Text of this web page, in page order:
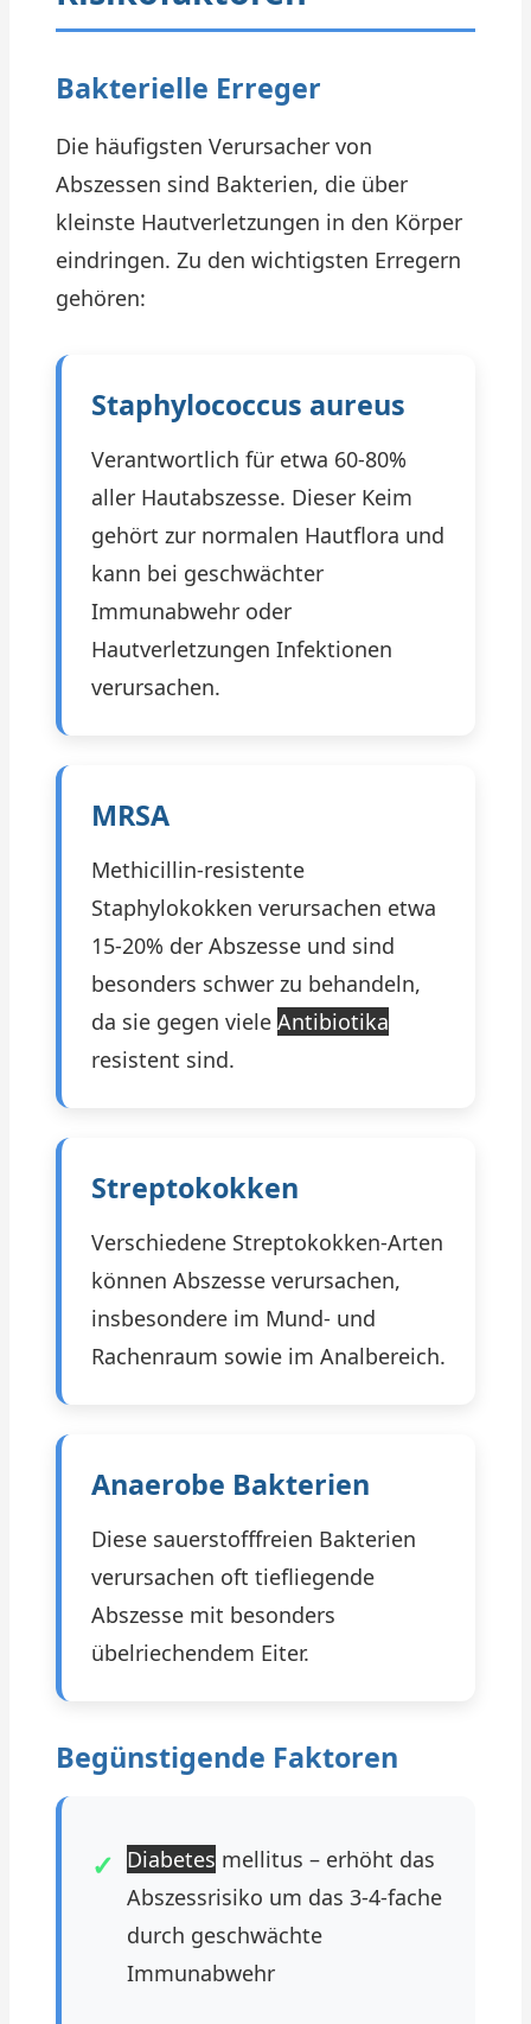
Bakterielle Erreger
Die häufigsten Verursacher von
Abszessen sind Bakterien, die über
kleinste Hautverletzungen in den Körper
eindringen. Zu den wichtigsten Erregern
gehören:
Staphylococcus aureus
Verantwortlich für etwa 60-80%
aller Hautabszesse. Dieser Keim
gehört zur normalen Hautflora und
kann bei geschwächter
Immunabwehr oder
Hautverletzungen Infektionen
verursachen.
MRSA
Methicillin-resistente
Staphylokokken verursachen etwa
15-20% der Abszesse und sind
besonders schwer zu behandeln,
da sie gegen viele Antibiotika
resistent sind.
Streptokokken
Verschiedene Streptokokken-Arten
können Abszesse verursachen,
insbesondere im Mund- und
Rachenraum sowie im Analbereich.
Anaerobe Bakterien
Diese sauerstofffreien Bakterien
verursachen oft tiefliegende
Abszesse mit besonders
übelriechendem Eiter.
Begünstigende Faktoren
Diabetes mellitus – erhöht das
Abszessrisiko um das 3-4-fache
durch geschwächte
Immunabwehr